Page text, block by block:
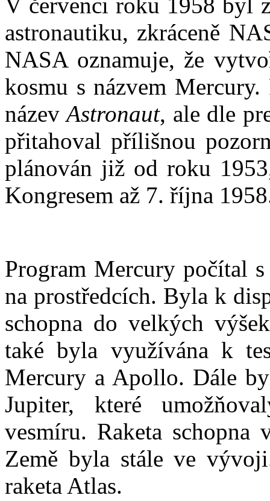
astronautiku, zkráceně
NASA oznamuje, že
kosmu s názvem
názevAstronaut, ale dle
přitahoval přílišnou
plánován již od roku
Kongresem až 7. října
Program Mercury počítal
na prostředcích. Byla k
schopna do velkých
také byla využívána k
Mercury a Apollo. Dále
Jupiter, které
vesmíru. Raketa schopna
Země byla stále ve
raketa Atlas.